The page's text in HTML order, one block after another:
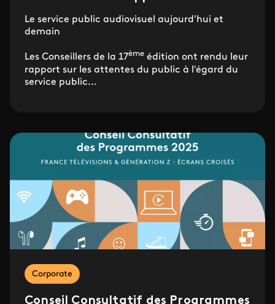
Le service public audiovisuel aujourd'hui et
demain
Les Conseillers de la 17ème édition ont rendu leur
rapport sur les attentes du public à l'égard du
service public...
Corporate
Conseil Consultatif des Programmes